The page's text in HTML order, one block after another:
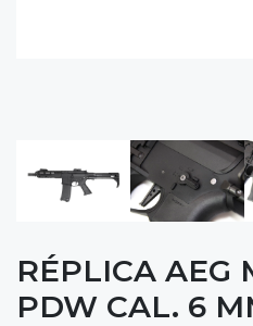
RÉPLICA AEG
PDW CAL. 6